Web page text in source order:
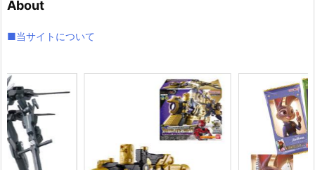
ブ
About
■当サイトについて